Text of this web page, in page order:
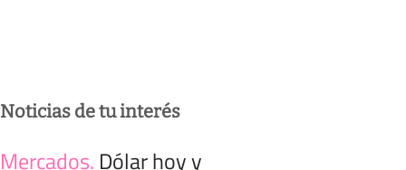
Noticias de tu interés
Mercados. Dólar hoy y